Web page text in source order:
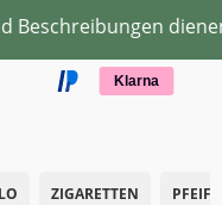
Klarna
ZIGARETTEN